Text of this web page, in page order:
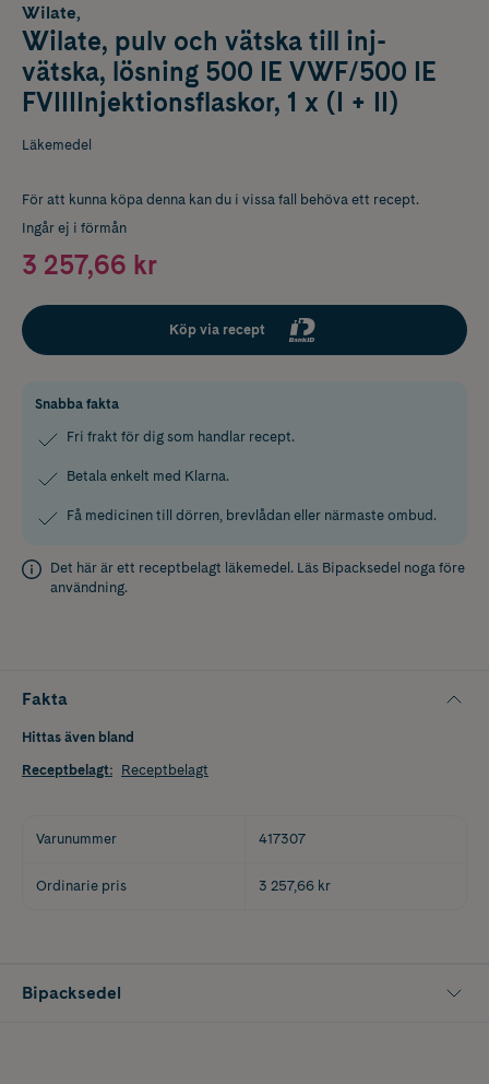
Wilate,
Wilate, pulv och vätska till inj-
vätska, lösning 500 IE VWF/500 IE
FVIIIInjektionsflaskor, 1 x (I + II)
Läkemedel
För att kunna köpa denna kan du i vissa fall behöva ett recept.
Ingår ej i förmån
3 257,66 kr
Köp via recept
Snabba fakta
Fri frakt för dig som handlar recept.
Betala enkelt med Klarna.
Få medicinen till dörren, brevlådan eller närmaste ombud.
Det här är ett receptbelagt läkemedel. Läs Bipacksedel noga före
användning.
Fakta
Hittas även bland
Receptbelagt: Receptbelagt
Varunummer 417307
Ordinarie pris 3 257,66 kr
Bipacksedel